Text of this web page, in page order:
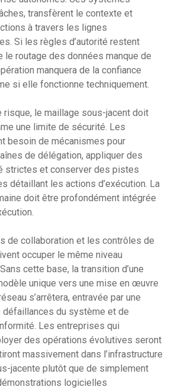
transfèrent le contexte et
à travers les lignes
Si les règles d’autorité restent
le routage des données manque de
manquera de la confiance
si elle fonctionne techniquement.
risque, le maillage sous-jacent doit
une limite de sécurité. Les
besoin de mécanismes pour
de délégation, appliquer des
strictes et conserver des pistes
détaillant les actions d’exécution. La
doit être profondément intégrée
de collaboration et les contrôles de
occuper le même niveau
cette base, la transition d’une
unique vers une mise en œuvre
s’arrêtera, entravée par une
défaillances du système et de
Les entreprises qui
des opérations évolutives seront
massivement dans l’infrastructure
jacente plutôt que de simplement
logicielles